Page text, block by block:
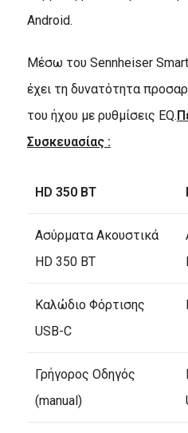
Android.
Μέσω του Sennheiser
έχει τη δυνατότητα
του ήχου με ρυθμίσεις EQ.
Συσκευασίας :
HD 350 BT
Ασύρματα Ακουστικά
HD 350 BT
Καλώδιο Φόρτισης
USB-C
Γρήγορος Οδηγός
(manual)